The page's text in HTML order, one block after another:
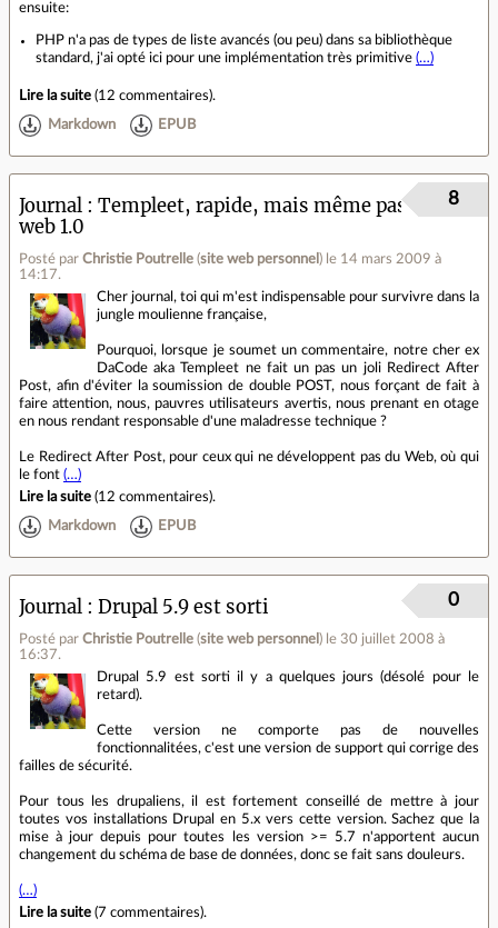
ensuite:
PHP n'a pas de types de liste avancés (ou peu) dans sa bibliothèque
standard, j'ai opté ici pour une implémentation très primitive (…)
Lire la suite (12 commentaires).
Markdown EPUB
Journal
Templeet, rapide, mais même pas
web 1.0
Posté par Christie Poutrelle (site web personnel ) le 14 mars 2009 à
14:17.
8
Cher journal, toi qui m'est indispensable pour survivre dans la
jungle moulienne française,
Pourquoi, lorsque je soumet un commentaire, notre cher ex
DaCode aka Templeet ne fait un pas un joli Redirect After
Post, afin d'éviter la soumission de double POST, nous forçant de fait à
faire attention, nous, pauvres utilisateurs avertis, nous prenant en otage
en nous rendant responsable d'une maladresse technique ?
Le Redirect After Post, pour ceux qui ne développent pas du Web, où qui
le font (…)
Lire la suite (12 commentaires).
Markdown EPUB
Journal Drupal 5.9 est sorti
Posté par Christie Poutrelle (site web personnel ) le 30 juillet 2008 à
16:37.
0
Drupal 5.9 est sorti il y a quelques jours (désolé pour le
retard).
Cette version ne comporte pas de nouvelles
fonctionnalitées, c'est une version de support qui corrige des
failles de sécurité.
Pour tous les drupaliens, il est fortement conseillé de mettre à jour
toutes vos installations Drupal en 5.x vers cette version. Sachez que la
mise à jour depuis pour toutes les version >= 5.7 n'apportent aucun
changement du schéma de base de données, donc se fait sans douleurs.
(…)
Lire la suite (7 commentaires).